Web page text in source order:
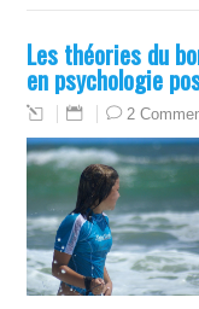
Les théories du
en psychologie
2